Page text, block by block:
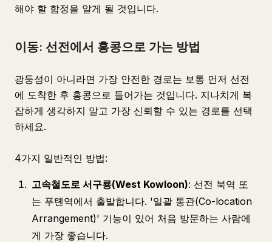
해야 할 함정을 알게 될 것입니다.
이동: 선전에서 홍콩으로 가는 방법
광둥성이 아니라면 가장 안전한 경로는 보통 먼저 선전
에 도착한 후 홍콩으로 들어가는 것입니다. 지나치게 복
잡하게 생각하지 말고 가장 신뢰할 수 있는 경로를 선택
하세요.
4가지 일반적인 방법:
고속철도로 서구룡(West Kowloon): 선전 북역 또
는 푸톈역에서 출발합니다. '일괄 통관(Co-location
Arrangement)' 기능이 있어 처음 방문하는 사람에
게 가장 좋습니다.